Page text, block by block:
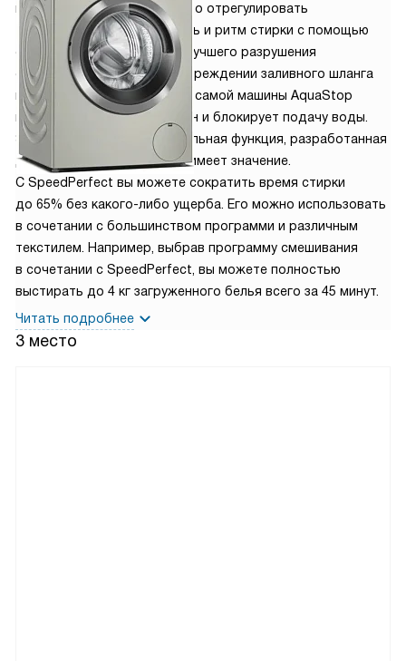
в серебристом цвете. Можно отрегулировать
температуру воды, скорость и ритм стирки с помощью
стирального порошка для лучшего разрушения
специальных пятен. При повреждении заливного шланга
или любой протечке внутри самой машины AquaStop
мгновенно закрывает клапан и блокирует подачу воды.
SpeedPerfect — это специальная функция, разработанная
для ситуаций, когда время имеет значение.
С SpeedPerfect вы можете сократить время стирки
до 65% без какого-либо ущерба. Его можно использовать
в сочетании с большинством программи и различным
текстилем. Например, выбрав программу смешивания
в сочетании с SpeedPerfect, вы можете полностью
выстирать до 4 кг загруженного белья всего за 45 минут.
Читать подробнее
3 место